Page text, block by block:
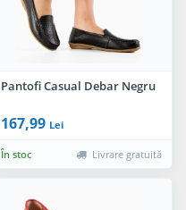
Pantofi Casual Debar Negru
167,99 Lei
În stoc Livrare gratuită